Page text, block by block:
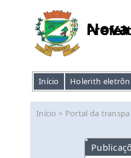
Início Holerith
Início > Portal da